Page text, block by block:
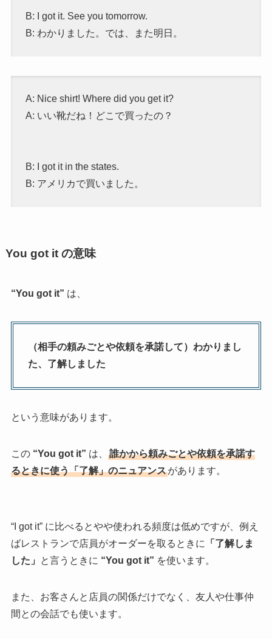
B: I got it. See you tomorrow.
B: わかりました。では、また明日。
A: Nice shirt! Where did you get it?
A: いい靴だね！どこで買ったの？
B: I got it in the states.
B: アメリカで買いました。
You got it の意味
“You got it” は、
（相手の頼みごとや依頼を承諾して）わかりまし
た、了解しました
という意味があります。
この “You got it” は、
誰かから頼みごとや依頼を承諾す
るときに使う「了解」のニュアンスがあります。
“I got it” に比べるとやや使われる頻度は低めですが、例え
ばレストランで店員がオーダーを取るときに
「了解しま
した」
と言うときに “You got it” を使います。
また、お客さんと店員の関係だけでなく、友人や仕事仲
間との会話でも使います。